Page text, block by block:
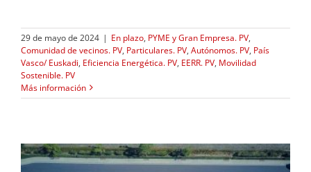
29 de mayo de 2024 | En plazo, PYME y Gran Empresa. PV,
Comunidad de vecinos. PV, Particulares. PV, Autónomos. PV, País
Vasco/ Euskadi, Eficiencia Energética. PV, EERR. PV, Movilidad
Sostenible. PV
Más información